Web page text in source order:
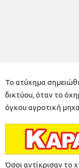
Το ατύχημα
δικτύου, όταν το
όγκου αγροτική
Όσοι αντίκρισαν το